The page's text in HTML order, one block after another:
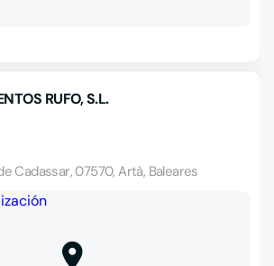
RUFO, S.L.
Cadassar, 07570, Artà, Baleares